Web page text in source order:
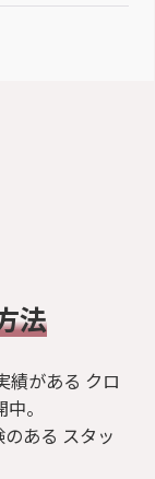
法
績がある クロ
。
ある スタッ